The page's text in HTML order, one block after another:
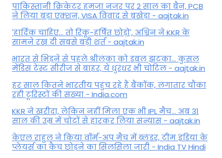
पाकिस्तानी क्रिकेटर हमजा नजर पर 2 साल का बैन, PCB
ने ल‍िया बड़ा एक्शन, VISA व‍िवाद से बखेड़ा - aajtak.in
'हार्दिक चाहिए... तो रिंकू-हर्षित छोड़ो', अश्विन ने KKR के
सामने रख दी सबसे बड़ी शर्त - aajtak.in
भारत से भिड़ने से पहले श्रीलंका को डबल झटका... कुसल
मेंडिस टेस्ट सीरीज से बाहर, ये धुरंधर भी चोटिल - aajtak.in
हर साल कितने भारतीय पहुंच रहे हैं बैंकॉक, लगातार चौंका
रही टूरिस्टों की संख्या - India.com
KKR ने खरीदा, लेकिन नहीं मिला एक भी IPL मैच... अब 31
साल की उम्र में चोटों से हारकर लिया संन्यास - aajtak.in
केएल राहुल ने किया वॉर्म-अप मैच में ब्लंडर, टीम इंडिया के
प्लेयर्स का कैच छोड़ने का सिलसिला जारी - India TV Hindi